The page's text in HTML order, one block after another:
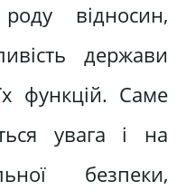
відносин,
держави
функцій. Саме
увага і на
безпеки,